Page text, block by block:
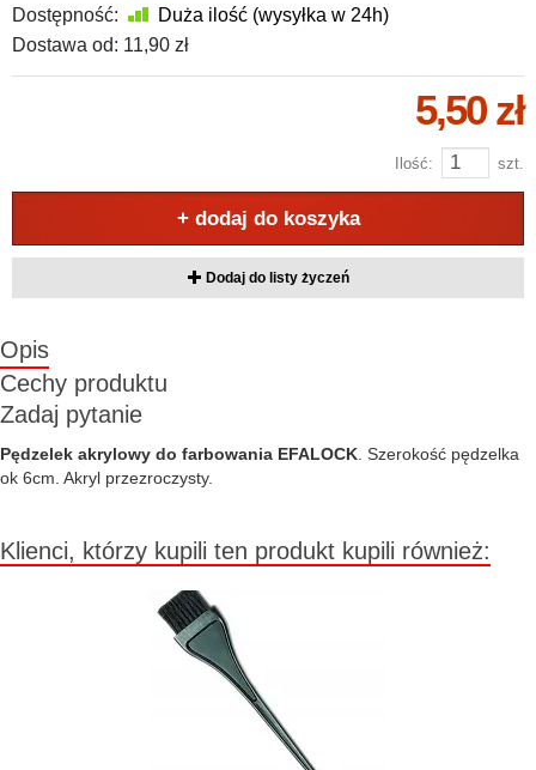
Dostępność:
Duża ilość (wysyłka w 24h)
Dostawa od: 11,90 zł
5,50 zł
Ilość: szt.
+ dodaj do koszyka
Dodaj do listy życzeń
Opis
Cechy produktu
Zadaj pytanie
Pędzelek akrylowy do farbowania EFALOCK . Szerokość pędzelka
ok 6cm. Akryl przezroczysty.
Klienci, którzy kupili ten produkt kupili również: